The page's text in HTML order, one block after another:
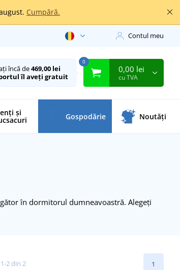
Cumpără.
Contul meu
încă de469,00 lei
îl aveți gratuit
0
0,00 lei
cu TVA
și Gospodărie Noutăți
în dormitorul dumneavoastră. Alegeți
2 din 2 1